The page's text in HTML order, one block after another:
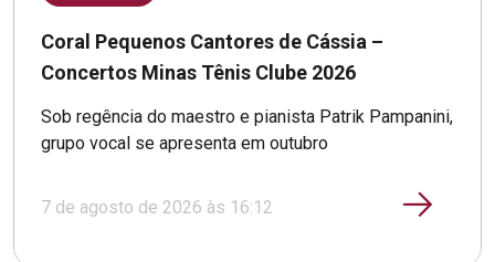
Coral Pequenos Cantores de Cássia –
Concertos Minas Tênis Clube 2026
Sob regência do maestro e pianista Patrik Pampanini,
grupo vocal se apresenta em outubro
7 de agosto de 2026 às 16:12